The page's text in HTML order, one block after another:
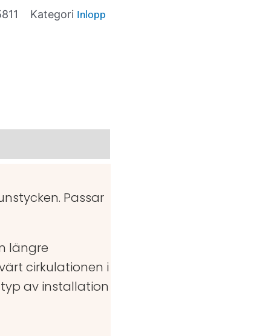
Kategori Inlopp
Passar
längre
cirkulationen i
av installation